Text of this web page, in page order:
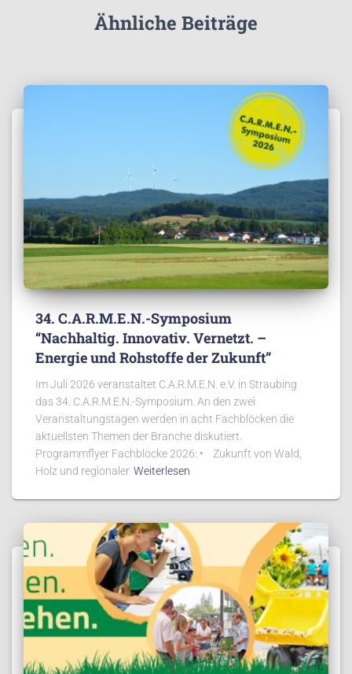
Ähnliche Beiträge
34. C.A.R.M.E.N.-Symposium
“Nachhaltig. Innovativ. Vernetzt. –
Energie und Rohstoffe der Zukunft”
Im Juli 2026 veranstaltet C.A.R.M.E.N. e.V. in Straubing
das 34. C.A.R.M.E.N.-Symposium. An den zwei
Veranstaltungstagen werden in acht Fachblöcken die
aktuellsten Themen der Branche diskutiert.
Programmflyer Fachblöcke 2026: • Zukunft von Wald,
Holz und regionaler Weiterlesen